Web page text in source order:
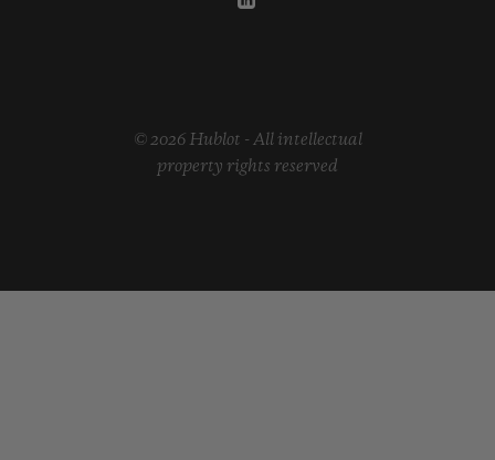
© 2026 Hublot - All intellectual
property rights reserved